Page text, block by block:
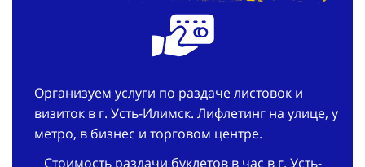
визиток в г. Усть-Илимск. Лифлетинг на улице, у
метро, в бизнес и торговом центре.
Стоимость раздачи буклетов в час в г. Усть-
Илимск :